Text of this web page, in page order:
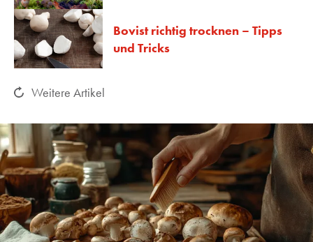
Bovist richtig trocknen – Tipps
und Tricks
Weitere Artikel